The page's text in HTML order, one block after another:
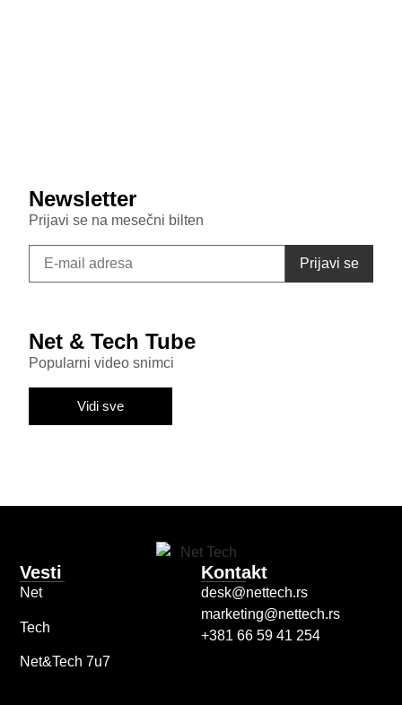
Newsletter
Prijavi se na mesečni bilten
Net & Tech Tube
Popularni video snimci
Vidi sve
Vesti
Net
Tech
Net&Tech 7u7
Kontakt
desk@nettech.rs
marketing@nettech.rs
+381 66 59 41 254